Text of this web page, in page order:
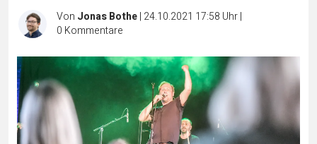
Von Jonas Bothe| 24.10.2021 17:58 Uhr|
0 Kommentare